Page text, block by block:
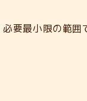
要最小限の範囲